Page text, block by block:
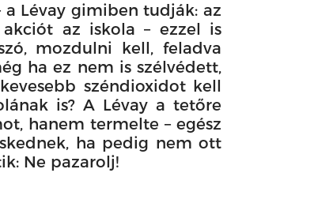
a Lévay gimiben tudják: az
az iskola – ezzel is
mozdulni kell, feladva
ha ez nem is szélvédett,
széndioxidot kell
is? A Lévay a tetőre
hanem termelte – egész
ha pedig nem ott
Ne pazarolj!